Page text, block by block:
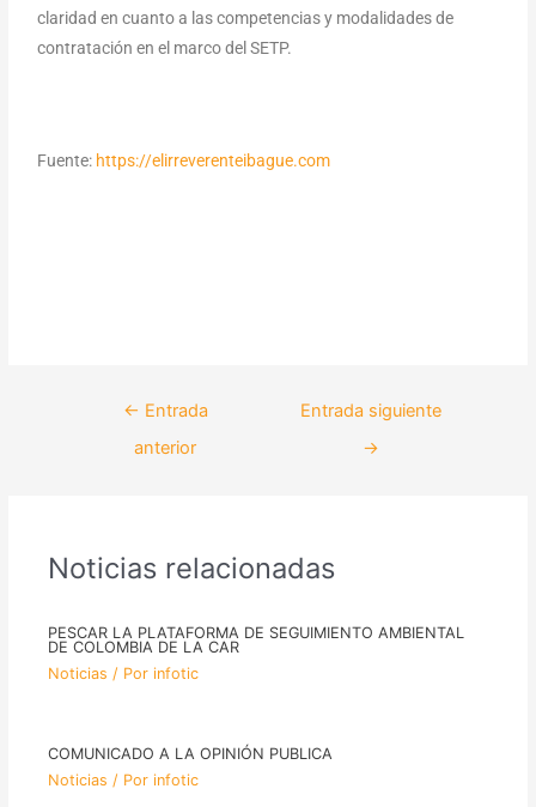
claridad en cuanto a las competencias y modalidades de
contratación en el marco del SETP.
Fuente: https://elirreverenteibague.com
← Entrada
anterior
Entrada siguiente
→
Noticias relacionadas
PESCAR LA PLATAFORMA DE SEGUIMIENTO AMBIENTAL
DE COLOMBIA DE LA CAR
Noticias / Porinfotic
COMUNICADO A LA OPINIÓN PUBLICA
Noticias / Porinfotic